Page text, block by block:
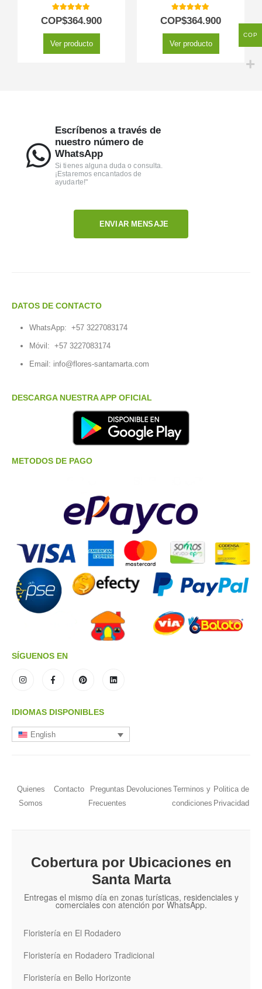
5.00out of 5
COP$364.900
Ver producto
5.00out of 5
COP$364.900
Ver producto
Escríbenos a través de
nuestro número de
WhatsApp
Si tienes alguna duda o consulta.
¡Estaremos encantados de
ayudarte!"
ENVIAR MENSAJE
DATOS DE CONTACTO
WhatsApp: +57 3227083174
Móvil: +57 3227083174
Email: info@flores-santamarta.com
DESCARGA NUESTRA APP OFICIAL
METODOS DE PAGO
SÍGUENOS EN
IDIOMAS DISPONIBLES
English
Quienes
Somos
Contacto
Preguntas
Frecuentes
Devoluciones Terminos y
condiciones
Politica de
Privacidad
Cobertura por Ubicaciones en
Santa Marta
Entregas el mismo día en zonas turísticas, residenciales y
comerciales con atención por WhatsApp.
Floristería en El Rodadero
Floristería en Rodadero Tradicional
Floristería en Bello Horizonte
COP